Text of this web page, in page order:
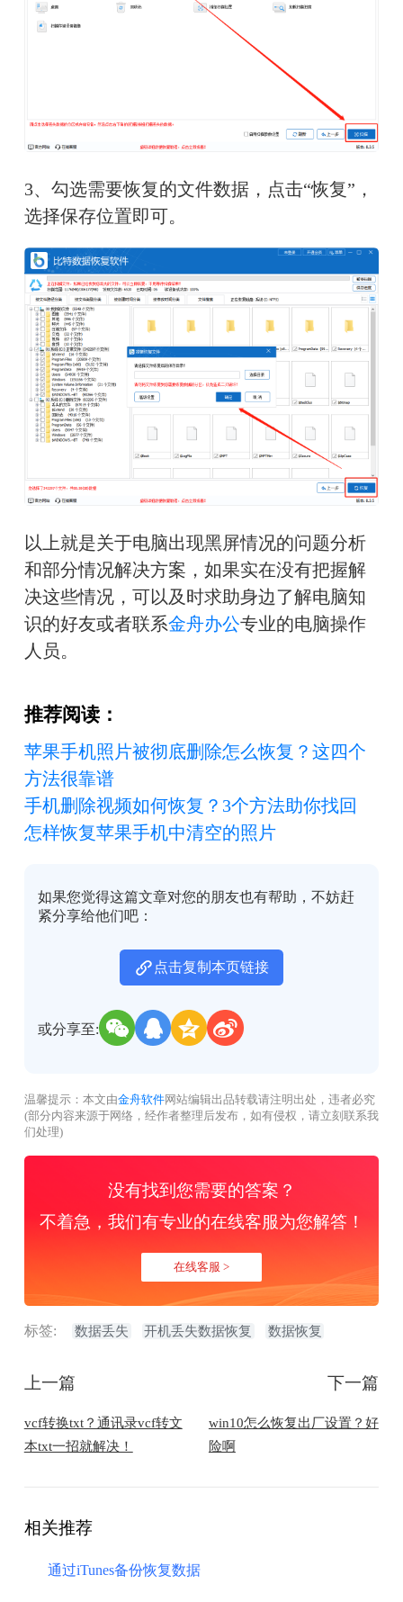
3、勾选需要恢复的文件数据，点击“恢复”，
选择保存位置即可。
以上就是关于电脑出现黑屏情况的问题分析
和部分情况解决方案，如果实在没有把握解
决这些情况，可以及时求助身边了解电脑知
识的好友或者联系金舟办公专业的电脑操作
人员。
推荐阅读：
苹果手机照片被彻底删除怎么恢复？这四个
方法很靠谱
手机删除视频如何恢复？3个方法助你找回
怎样恢复苹果手机中清空的照片
如果您觉得这篇文章对您的朋友也有帮助，不妨赶
紧分享给他们吧：
点击复制本页链接
或分享至:
温馨提示：本文由金舟软件网站编辑出品转载请注明出处，违者必究
(部分内容来源于网络，经作者整理后发布，如有侵权，请立刻联系我
们处理)
没有找到您需要的答案？
不着急，我们有专业的在线客服为您解答！
在线客服 >
标签: 数据丢失 开机丢失数据恢复 数据恢复
上一篇
vcf转换txt？通讯录vcf转文
本txt一招就解决！
下一篇
win10怎么恢复出厂设置？好
险啊
相关推荐
通过iTunes备份恢复数据